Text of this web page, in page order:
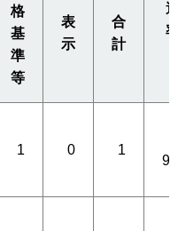
格
基
準
等
表
示
合
計
1 0 1